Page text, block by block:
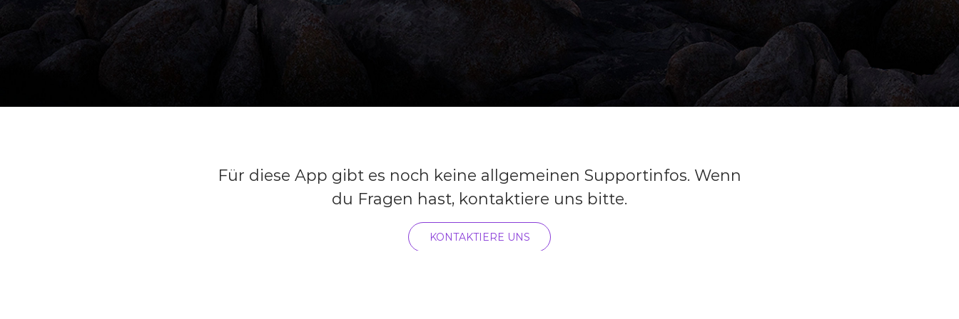
Für diese App gibt es noch keine allgemeinen Supportinfos. Wenn
du Fragen hast, kontaktiere uns bitte.
KONTAKTIERE UNS